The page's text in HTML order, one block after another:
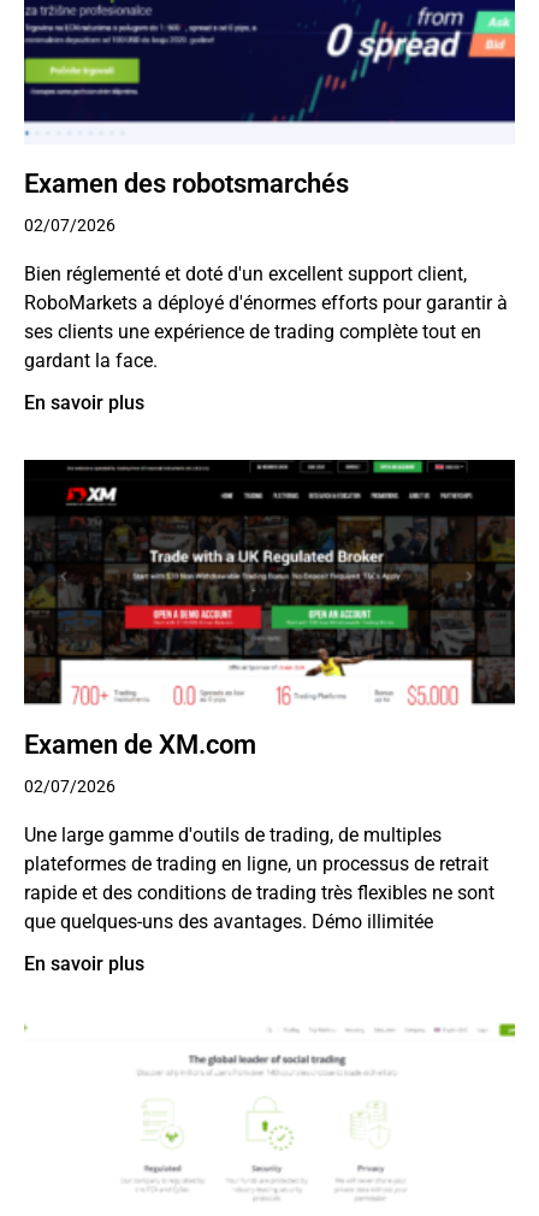
Examen des robotsmarchés
02/07/2026
Bien réglementé et doté d'un excellent support client,
RoboMarkets a déployé d'énormes efforts pour garantir à
ses clients une expérience de trading complète tout en
gardant la face.
En savoir plus
Examen de XM.com
02/07/2026
Une large gamme d'outils de trading, de multiples
plateformes de trading en ligne, un processus de retrait
rapide et des conditions de trading très flexibles ne sont
que quelques-uns des avantages. Démo illimitée
En savoir plus